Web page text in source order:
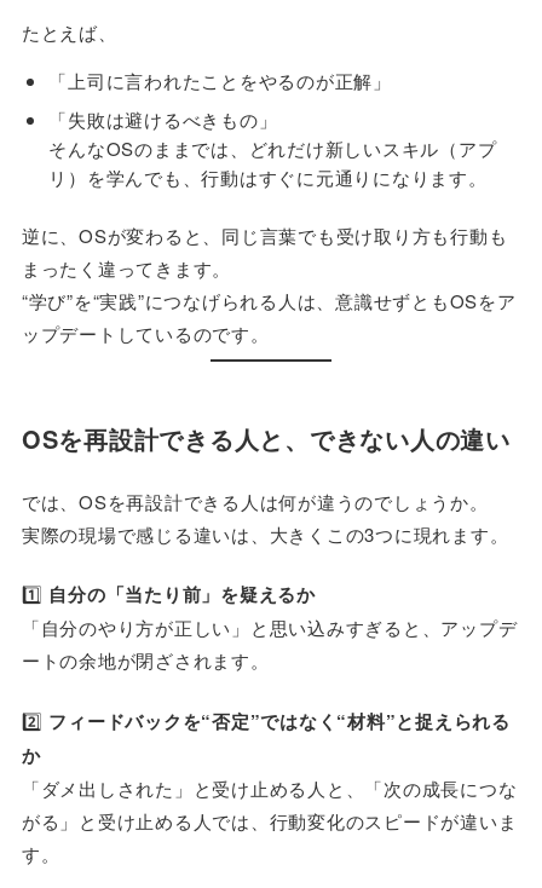
たとえば、
「上司に言われたことをやるのが正解」
「失敗は避けるべきもの」
そんなOSのままでは、どれだけ新しいスキル（アプ
リ）を学んでも、行動はすぐに元通りになります。
逆に、OSが変わると、同じ言葉でも受け取り方も行動も
まったく違ってきます。
“学び”を“実践”につなげられる人は、意識せずともOSをア
ップデートしているのです。
OSを再設計できる人と、できない人の違い
では、OSを再設計できる人は何が違うのでしょうか。
実際の現場で感じる違いは、大きくこの3つに現れます。
1️⃣ 自分の「当たり前」を疑えるか
「自分のやり方が正しい」と思い込みすぎると、アップデ
ートの余地が閉ざされます。
2️⃣ フィードバックを“否定”ではなく“材料”と捉えられる
か
「ダメ出しされた」と受け止める人と、「次の成長につな
がる」と受け止める人では、行動変化のスピードが違いま
す。